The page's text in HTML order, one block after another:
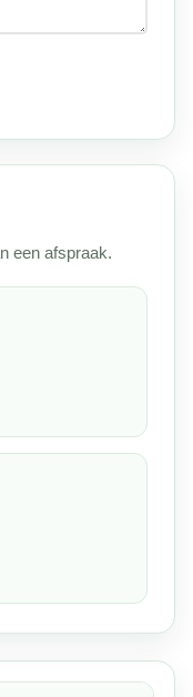
een afspraak.